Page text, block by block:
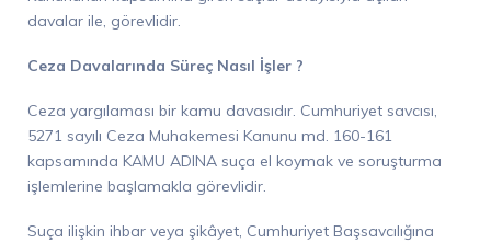
davalar ile, görevlidir.
Ceza Davalarında Süreç Nasıl İşler ?
Ceza yargılaması bir kamu davasıdır. Cumhuriyet savcısı,
5271 sayılı Ceza Muhakemesi Kanunu md. 160-161
kapsamında KAMU ADINA suça el koymak ve soruşturma
işlemlerine başlamakla görevlidir.
Suça ilişkin ihbar veya şikâyet, Cumhuriyet Başsavcılığına